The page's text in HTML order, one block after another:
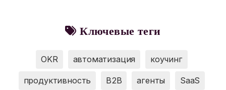
Ключевые теги
OKR автоматизация коучинг
продуктивность B2B агенты SaaS